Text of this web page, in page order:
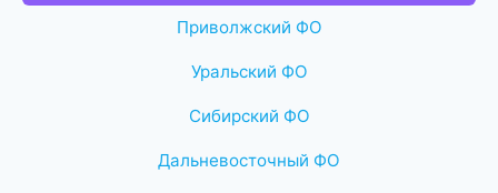
Приволжский ФО
Уральский ФО
Сибирский ФО
Дальневосточный ФО